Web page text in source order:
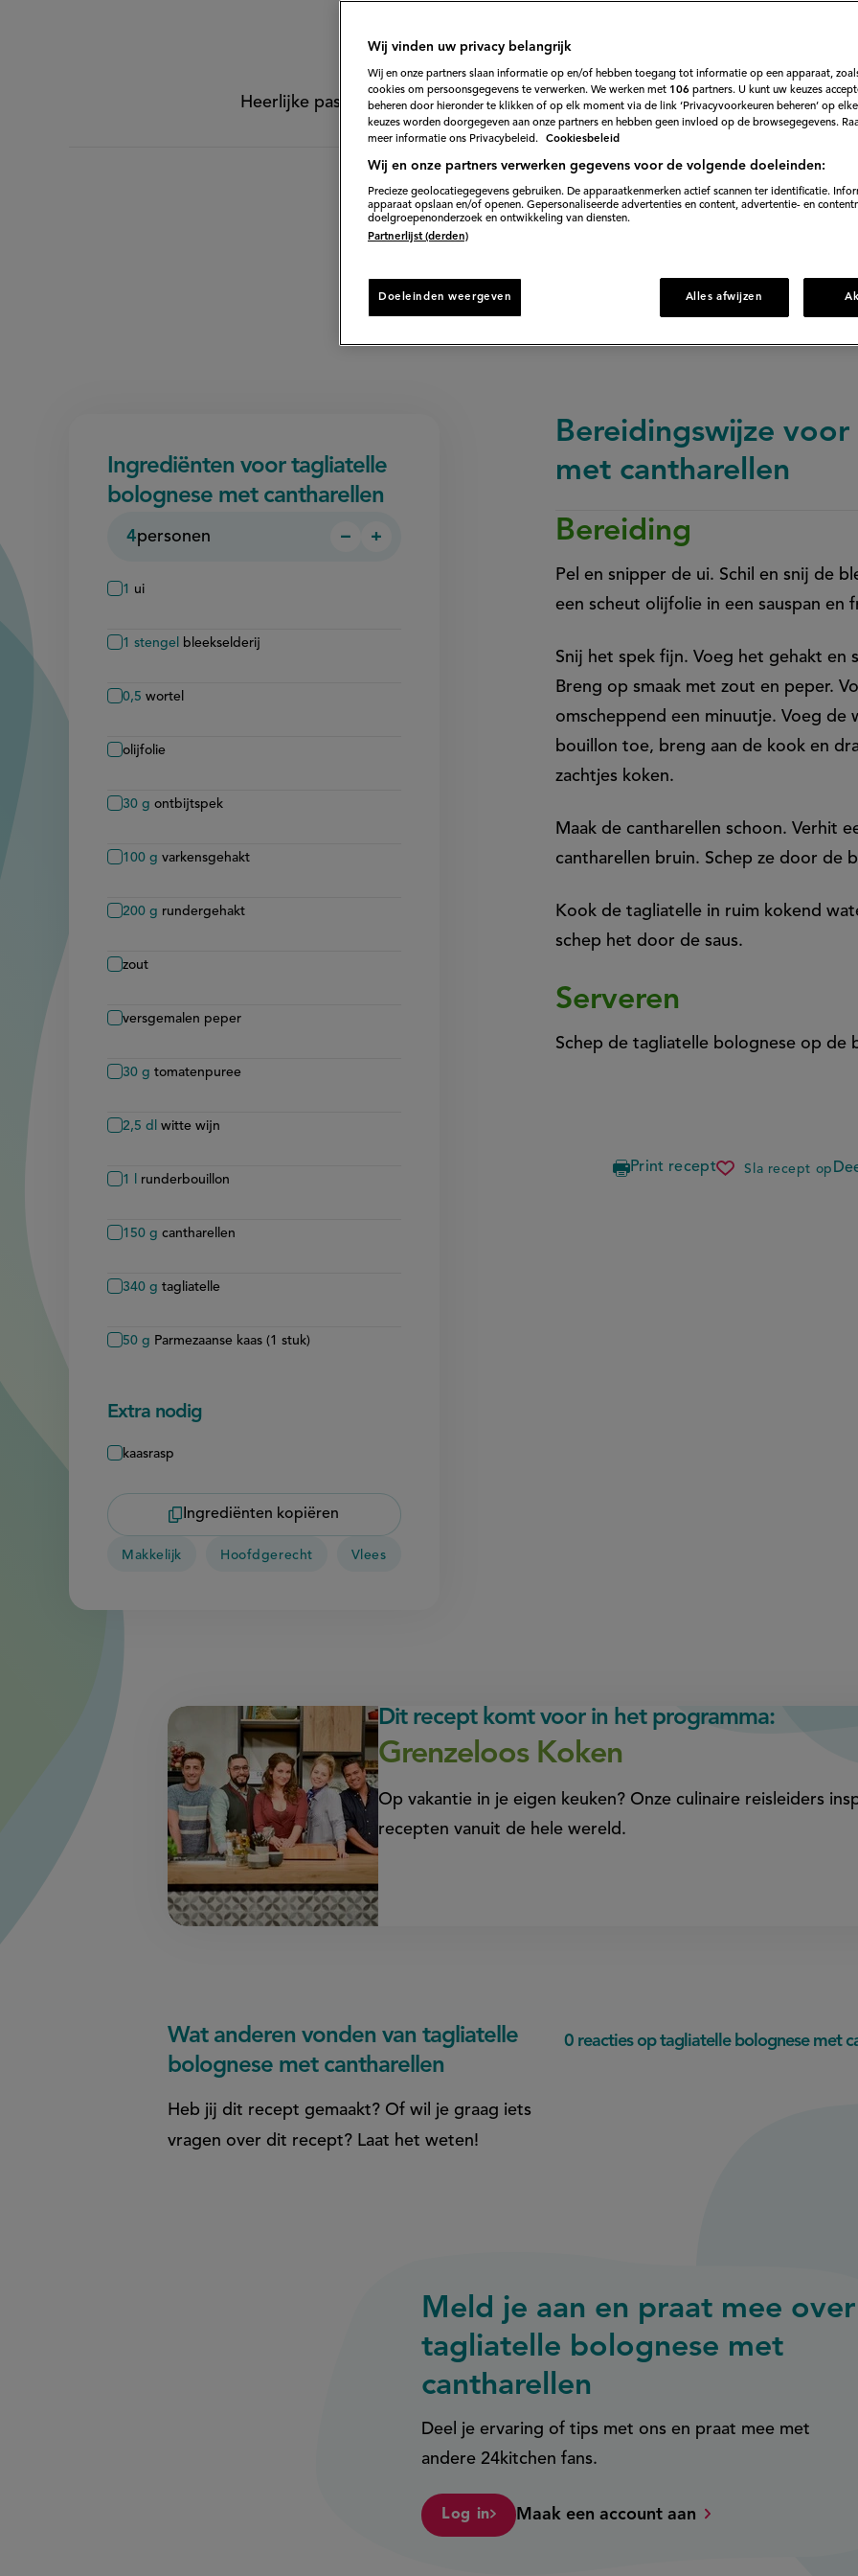
cantharellen
Beoordeel
recept
'Tagliatelle
bolognese
met
cantharellen'
Heerlijke pasta bolognese met als leuke toevoeging: cantharellen.
25 min. voorbereiden
Ingrediënten voor tagliatelle
bolognese met cantharellen
4personen
Persoon
−
Persoon
+
1 ui
1 stengel bleekselderij
0,5 wortel
olijfolie
30 g ontbijtspek
100 g varkensgehakt
200 g rundergehakt
zout
versgemalen peper
30 g tomatenpuree
2,5 dl witte wijn
1 runderbouillon
150 g cantharellen
340 g tagliatelle
50 g Parmezaanse kaas (1 stuk)
Extra nodig
kaasrasp
Ingrediënten kopiëren
Makkelijk Hoofdgerecht Vlees
Bereidingswijze
met cantharellen
Bereiding
Pel en snipper de ui. Schil en snij de
een scheut olijfolie in een sauspan
Snij het spek fijn. Voeg het gehakt
Breng op smaak met zout en peper.
omscheppend een minuutje. Voeg
bouillon toe, breng aan de kook en
zachtjes koken.
Maak de cantharellen schoon. Verhit
cantharellen bruin. Schep ze door de
Kook de tagliatelle in ruim kokend
schep het door de saus.
Serveren
Schep de tagliatelle bolognese op de
Print recept Sla recept op
tagliatelle
Dit recept komt voor in het programma:
Grenzeloos Koken
Op vakantie in je eigen keuken? Onze culinaire reisleiders
recepten vanuit de hele wereld.
Wat anderen vonden van tagliatelle
bolognese met cantharellen
Heb jij dit recept gemaakt? Of wil je graag iets
vragen over dit recept? Laat het weten!
0 reacties op tagliatelle bolognese met
Meld je aan en praat mee over
tagliatelle bolognese met
cantharellen
Deel je ervaring of tips met ons en praat mee met
andere 24kitchen fans.
Log in Maak een account aan
Wij vinden uw privacy belangrijk
Wij en onze partners slaan informatie op en/of hebben toegang tot informatie op een apparaat, zoals
cookies om persoonsgegevens te verwerken. We werken met 106 partners. U kunt uw keuzes
beheren door hieronder te klikken of op elk moment via de link ‘Privacyvoorkeuren beheren’ op
keuzes worden doorgegeven aan onze partners en hebben geen invloed op de browsegegevens.
meer informatie ons Privacybeleid.
Cookiesbeleid
Wij en onze partners verwerken gegevens voor de volgende doeleinden:
Precieze geolocatiegegevens gebruiken. De apparaatkenmerken actief scannen ter identificatie.
apparaat opslaan en/of openen. Gepersonaliseerde advertenties en content, advertentie- en
doelgroepenonderzoek en ontwikkeling van diensten.
Partnerlijst (derden)
Doeleinden weergeven Alles afwijzen